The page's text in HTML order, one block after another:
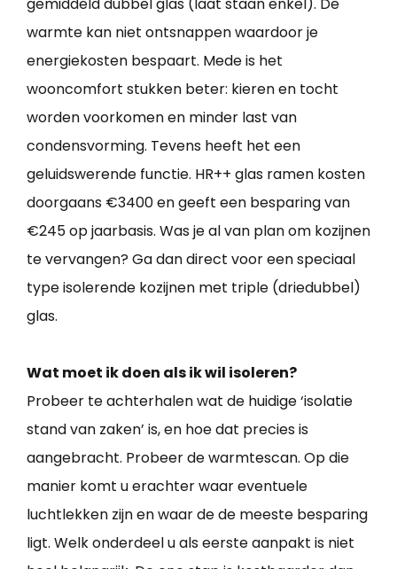
warmte kan niet ontsnappen waardoor je
energiekosten bespaart. Mede is het
wooncomfort stukken beter: kieren en tocht
worden voorkomen en minder last van
condensvorming. Tevens heeft het een
geluidswerende functie. HR++ glas ramen kosten
doorgaans €3400 en geeft een besparing van
€245 op jaarbasis. Was je al van plan om kozijnen
te vervangen? Ga dan direct voor een speciaal
type isolerende kozijnen met triple (driedubbel)
glas.
Wat moet ik doen als ik wil isoleren?
Probeer te achterhalen wat de huidige ‘isolatie
stand van zaken’ is, en hoe dat precies is
aangebracht. Probeer de warmtescan. Op die
manier komt u erachter waar eventuele
luchtlekken zijn en waar de de meeste besparing
ligt. Welk onderdeel u als eerste aanpakt is niet